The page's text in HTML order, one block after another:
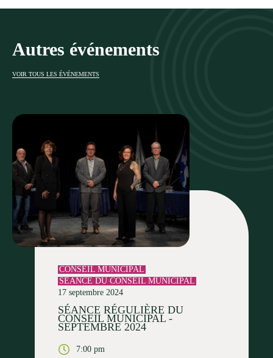
Autres événements
VOIR TOUS LES ÉVÉNEMENTS
CONSEIL MUNICIPAL
SÉANCE DU CONSEIL MUNICIPAL
17 septembre 2024
SÉANCE RÉGULIÈRE DU
CONSEIL MUNICIPAL -
SEPTEMBRE 2024
7:00 pm